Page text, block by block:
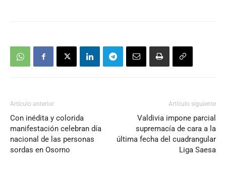
Artículo anterior
Con inédita y colorida
manifestación celebran día
nacional de las personas
sordas en Osorno
Artículo siguiente
Valdivia impone parcial
supremacía de cara a la
última fecha del cuadrangular
Liga Saesa